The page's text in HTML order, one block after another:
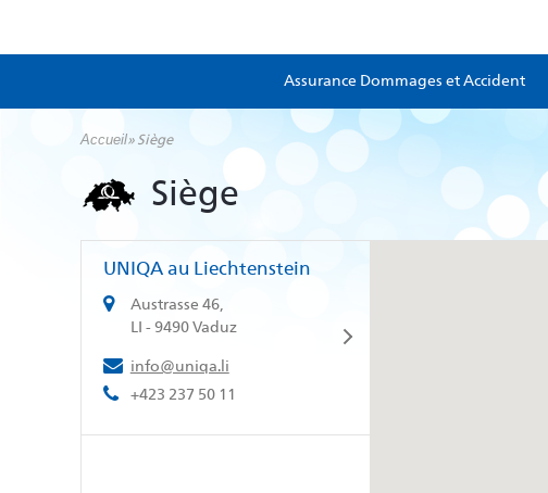
contenu
Assurance Dommages et Accident
Accueil»Siège
Siège
UNIQA au Liechtenstein
Austrasse 46,
LI - 9490 Vaduz
info@uniqa.li
+423 237 50 11